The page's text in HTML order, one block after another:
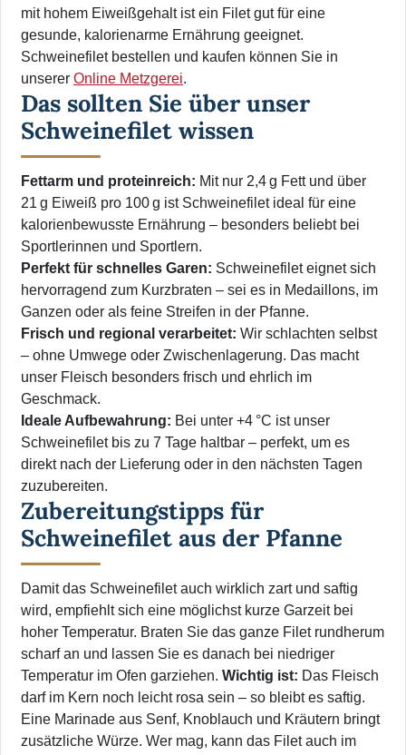
mit hohem Eiweißgehalt ist ein Filet gut für eine
gesunde, kalorienarme Ernährung geeignet.
Schweinefilet bestellen und kaufen können Sie in
unserer Online Metzgerei.
Das sollten Sie über unser
Schweinefilet wissen
Fettarm und proteinreich: Mit nur 2,4 g Fett und über
21 g Eiweiß pro 100 g ist Schweinefilet ideal für eine
kalorienbewusste Ernährung – besonders beliebt bei
Sportlerinnen und Sportlern.
Perfekt für schnelles Garen: Schweinefilet eignet sich
hervorragend zum Kurzbraten – sei es in Medaillons, im
Ganzen oder als feine Streifen in der Pfanne.
Frisch und regional verarbeitet: Wir schlachten selbst
– ohne Umwege oder Zwischenlagerung. Das macht
unser Fleisch besonders frisch und ehrlich im
Geschmack.
Ideale Aufbewahrung: Bei unter +4 °C ist unser
Schweinefilet bis zu 7 Tage haltbar – perfekt, um es
direkt nach der Lieferung oder in den nächsten Tagen
zuzubereiten.
Zubereitungstipps für
Schweinefilet aus der Pfanne
Damit das Schweinefilet auch wirklich zart und saftig
wird, empfiehlt sich eine möglichst kurze Garzeit bei
hoher Temperatur. Braten Sie das ganze Filet rundherum
scharf an und lassen Sie es danach bei niedriger
Temperatur im Ofen garziehen. Wichtig ist: Das Fleisch
darf im Kern noch leicht rosa sein – so bleibt es saftig.
Eine Marinade aus Senf, Knoblauch und Kräutern bringt
zusätzliche Würze. Wer mag, kann das Filet auch im